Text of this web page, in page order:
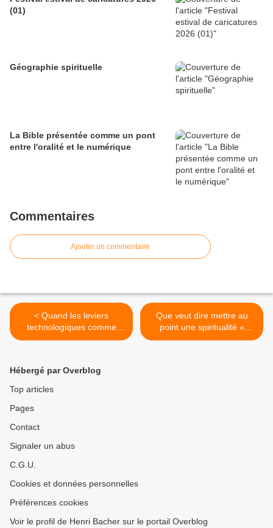
(01)
Géographie spirituelle
La Bible présentée comme un pont
entre l'oralité et le numérique
Commentaires
Ajouter un commentaire
< Quand les leviers
technologiques comme
l'imprimerie et maintenant
Que veut dire mettre au
point une spiritualité «
liquide » ? >
Hébergé par Overblog
Top articles
Pages
Contact
Signaler un abus
C.G.U.
Cookies et données personnelles
Préférences cookies
Voir le profil de Henri Bacher sur le portail Overblog